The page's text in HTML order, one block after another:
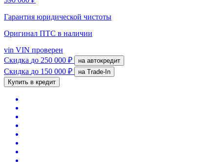
Гарантия юридической чистоты
Оригинал ПТС в наличии
vin VIN проверен
Скидка до 250 000 ₽ на автокредит
Скидка до 150 000 ₽
на Trade-In
Купить в кредит